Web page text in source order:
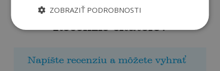
Recenzie čitateľov
Napíšte recenziu a môžete vyhrať
ZOBRAZIŤ PODROBNOSTI